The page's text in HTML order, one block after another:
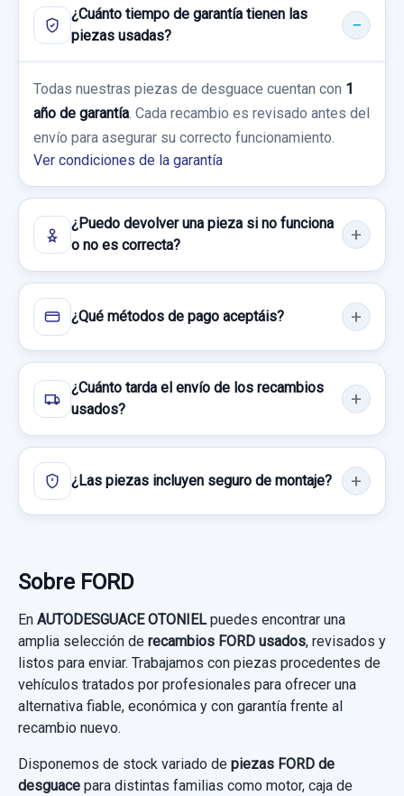
CATALIZADOR 97BF9430AIA
CATALIZADOR 97bf9430aia usado.
FORD FIESTA IV (JA_, JB_) 1.3 I
Garantía 1 año
Ref: 1153361 OEM:
300,00 €
Sin IVA, gastos de envío no incluidos.
Consultar por whatsapp
¿Cuánto tiempo de garantía tienen las
piezas usadas?
Todas nuestras piezas de desguace cuentan con 1
año de garantía. Cada recambio es revisado antes del
envío para asegurar su correcto funcionamiento.
Ver condiciones de la garantía
¿Puedo devolver una pieza si no funciona
o no es correcta?
¿Qué métodos de pago aceptáis?
¿Cuánto tarda el envío de los recambios
usados?
¿Las piezas incluyen seguro de montaje?
Sobre FORD
En AUTODESGUACE OTONIELpuedes encontrar una
amplia selección de recambios FORD usados, revisados y
listos para enviar. Trabajamos con piezas procedentes de
vehículos tratados por profesionales para ofrecer una
alternativa fiable, económica y con garantía frente al
recambio nuevo.
Disponemos de stock variado de piezas FORD de
desguace para distintas familias como motor, caja de